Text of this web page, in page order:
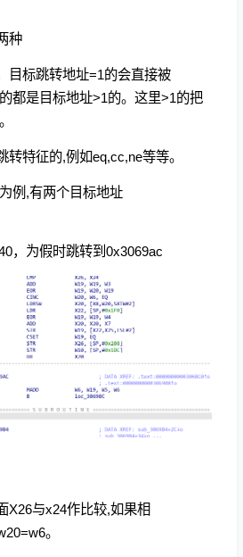
种
目标跳转地址=1的会直接被
都是目标地址>1的。这里>1的把
特征的,例如eq,cc,ne等等。
例,有两个目标地址
，为假时跳转到0x3069ac
X26与x24作比较,如果相
。